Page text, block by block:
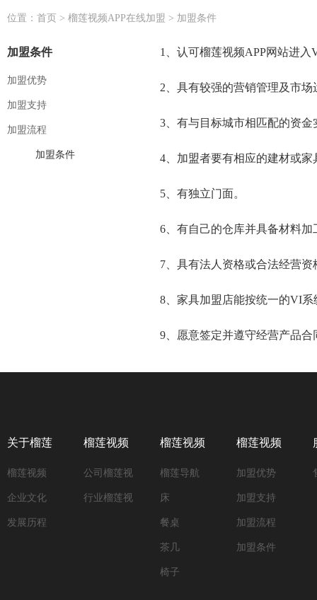
位置： 首页 > 榴莲视频APP在线加盟 > 加盟条件
加盟条件
加盟优势
加盟支持
加盟流程
加盟条件
1、认可榴莲视频APP网站进入
2、具有较强的营销管理及市场
3、有与目标城市相匹配的资金实
4、加盟者要有相应的建材或家具
5、有独立门面。
6、有自己的仓库并具备材料加
7、具有法人资格或合法经营资格
8、家具加盟店能按统一的VI系
9、愿意签定并遵守经营产品合同
关于榴莲
视频APP
榴莲视频
APP网站进
入VIPOPPO
企业文化
发展历程
榴莲视频
黄色录像
公司榴莲视
频黄色录像
行业榴莲视
榴莲视频
APP网站
VIPOPPO
榴莲导航
床
餐桌
茶几
椅子
榴莲视频
APP在线
加盟优势
加盟支持
加盟流程
加盟条件